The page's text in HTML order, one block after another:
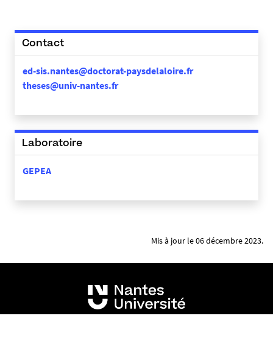
Contact
ed-sis.nantes@doctorat-paysdelaloire.fr
theses@univ-nantes.fr
Laboratoire
GEPEA
Mis à jour le 06 décembre 2023.